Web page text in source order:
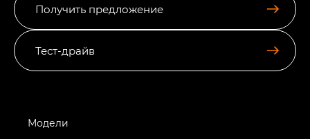
Получить предложение
Тест-драйв
Модели